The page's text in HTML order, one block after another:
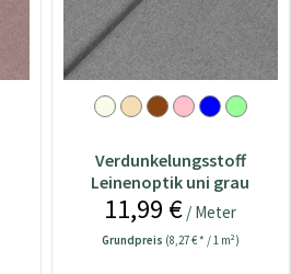
Verdunkelungsstoff
Leinenoptik uni grau
11,99 € / Meter
Grundpreis (8,27 € * / 1 m²)